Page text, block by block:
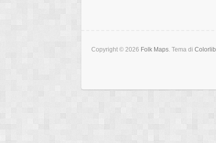
Copyright © 2026 Folk Maps. Tema di Colorlib